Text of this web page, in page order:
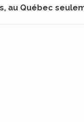
au Québec